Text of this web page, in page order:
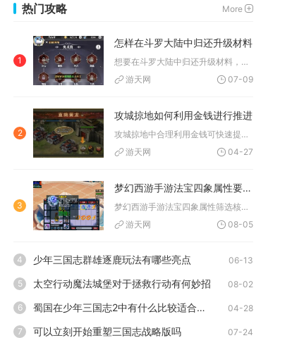
热门攻略 More
1
怎样在斗罗大陆中归还升级材料
想要在斗罗大陆中归还升级材料，核心操作是使用魂师重生功能，该...
游天网
07-09
2
攻城掠地如何利用金钱进行推进
攻城掠地中合理利用金钱可快速提升等级、强化战力、扩张领地，核...
游天网
04-27
3
梦幻西游手游法宝四象属性要如何进行筛选
梦幻西游手游法宝四象属性筛选核心是按门派定位、法宝类型与战斗...
游天网
08-05
4 少年三国志群雄逐鹿玩法有哪些亮点 06-13
5 太空行动魔法城堡对于拯救行动有何妙招 08-02
6 蜀国在少年三国志2中有什么比较适合的国阵容推荐 04-28
7 可以立刻开始重塑三国志战略版吗 07-24